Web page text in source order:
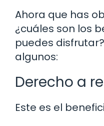
Ahora que has
¿cuáles son los
puedes
algunos:
Derecho a
Este es el